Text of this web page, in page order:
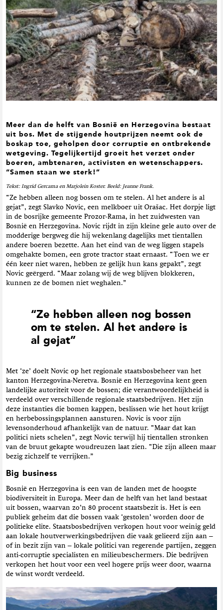
t
i
e
Meer dan de helft van Bosnië en Herzegovina bestaat
uit bos. Met de stijgende houtprijzen neemt ook de
boskap toe, geholpen door corruptie en ontbrekende
wetgeving. Tegelijkertijd groeit het verzet onder
boeren, ambtenaren, activisten en wetenschappers.
“Samen staan we sterk!”
Tekst: Ingrid Gercama en Marjolein Koster. Beeld: Jeanne Frank.
“Ze hebben alleen nog bossen om te stelen. Al het andere is al
gejat”, zegt Slavko Novic, een melkboer uit Orašac. Het dorpje ligt
in de bosrijke gemeente Prozor-Rama, in het zuidwesten van
Bosnië en Herzegovina. Novic rijdt in zijn kleine gele auto over de
modderige bergweg die hij wekenlang dagelijks met tientallen
andere boeren bezette. Aan het eind van de weg liggen stapels
omgehakte bomen, een grote tractor staat ernaast. “Toen we er
één keer niet waren, hebben ze gelijk hun kans gepakt”, zegt
Novic geërgerd. “Maar zolang wij de weg blijven blokkeren,
kunnen ze de bomen niet weghalen.”
“Ze hebben alleen nog bossen
om te stelen. Al het andere is
al gejat”
Met ‘ze’ doelt Novic op het regionale staatsbosbeheer van het
kanton Herzegovina-Neretva. Bosnië en Herzegovina kent geen
landelijke autoriteit voor de bossen; die verantwoordelijkheid is
verdeeld over verschillende regionale staatsbedrijven. Het zijn
deze instanties die bomen kappen, beslissen wie het hout krijgt
en herbebossingsplannen aansturen. Novic is voor zijn
levensonderhoud afhankelijk van de natuur. “Maar dat kan
politici niets schelen”, zegt Novic terwijl hij tientallen stronken
van de bruut gekapte woudreuzen laat zien. “Die zijn alleen maar
bezig zichzelf te verrijken.”
Big business
Bosnië en Herzegovina is een van de landen met de hoogste
biodiversiteit in Europa. Meer dan de helft van het land bestaat
uit bossen, waarvan zo’n 80 procent staatsbezit is. Het is een
publiek geheim dat die bossen vaak ‘gestolen’ worden door de
politieke elite. Staatsbosbedrijven verkopen hout voor weinig geld
aan lokale houtverwerkingsbedrijven die vaak gelieerd zijn aan –
of in bezit zijn van – lokale politici van regerende partijen, zeggen
anti-corruptie specialisten en milieubeschermers. Die bedrijven
verkopen het hout voor een veel hogere prijs weer door, waarna
de winst wordt verdeeld.